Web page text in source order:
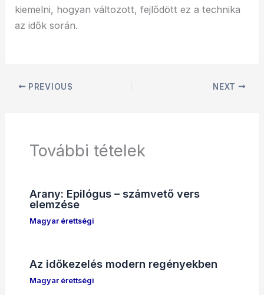
kiemelni, hogyan változott, fejlődött ez a technika
az idők során.
PREVIOUS NEXT
További tételek
Arany: Epilógus – számvető vers
elemzése
Magyar érettségi
Az időkezelés modern regényekben
Magyar érettségi